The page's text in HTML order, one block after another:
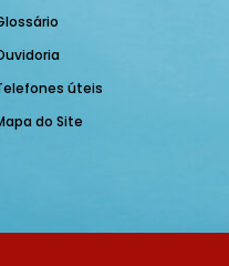
úteis
do Site